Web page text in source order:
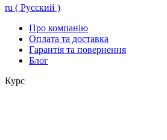
ru ( Русский )
Про компанію
Оплата та доставка
Гарантія та повернення
Блог
Курс